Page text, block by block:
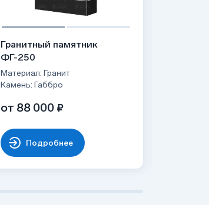
Гранитный памятник
ФГ-250
Материал: Гранит
Камень: Габбро
от 88 000 ₽
Подробнее